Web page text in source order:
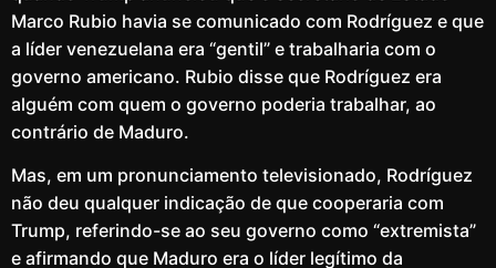
Marco Rubio havia se comunicado com Rodríguez e que
a líder venezuelana era “gentil” e trabalharia com o
governo americano. Rubio disse que Rodríguez era
alguém com quem o governo poderia trabalhar, ao
contrário de Maduro.
Mas, em um pronunciamento televisionado, Rodríguez
não deu qualquer indicação de que cooperaria com
Trump, referindo-se ao seu governo como “extremista”
e afirmando que Maduro era o líder legítimo da